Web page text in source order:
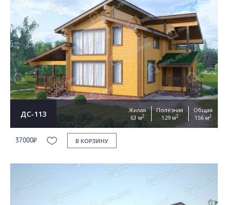
ДС-113
Жилая
63 м2
Полезная
129 м2
Общая
156 м2
37000₽ В КОРЗИНУ